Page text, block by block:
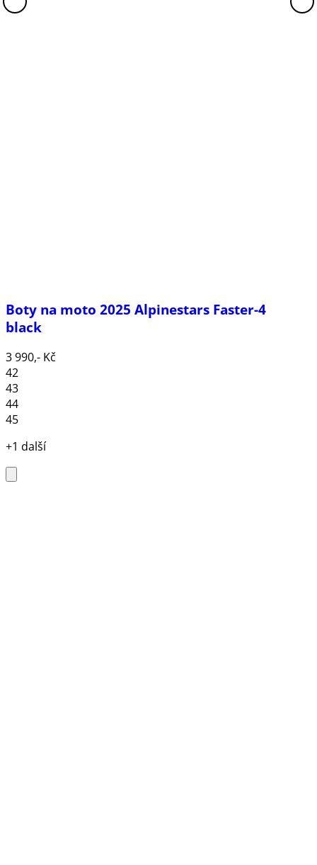
Boty na moto 2025 Alpinestars Faster-4
black
3 990,- Kč
42
43
44
45
+1 další